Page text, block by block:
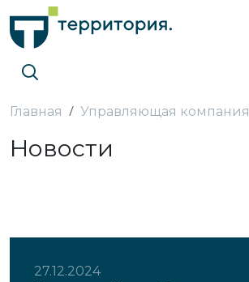
Главная Управляющая компания
Новости
27.12.2024